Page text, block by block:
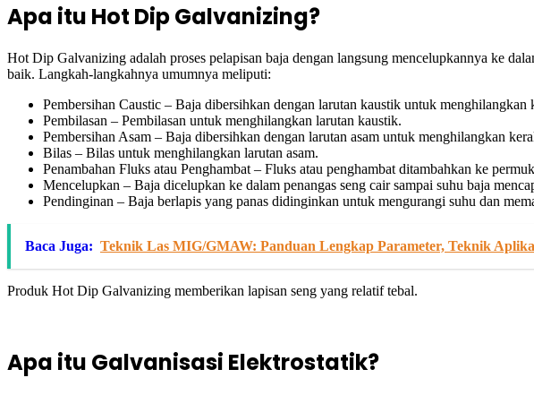
Apa itu Hot Dip Galvanizing?
Hot Dip Galvanizing adalah proses pelapisan baja dengan langsung mencelupkannya ke
baik. Langkah-langkahnya umumnya meliputi:
Pembersihan Caustic – Baja dibersihkan dengan larutan kaustik untuk
Pembilasan – Pembilasan untuk menghilangkan larutan kaustik.
Pembersihan Asam – Baja dibersihkan dengan larutan asam untuk menghilangkan
Bilas – Bilas untuk menghilangkan larutan asam.
Penambahan Fluks atau Penghambat – Fluks atau penghambat ditambahkan ke
Mencelupkan – Baja dicelupkan ke dalam penangas seng cair sampai suhu baja
Pendinginan – Baja berlapis yang panas didinginkan untuk mengurangi suhu dan
Baca Juga: Teknik Las MIG/GMAW: Panduan Lengkap Parameter, Teknik
Produk Hot Dip Galvanizing memberikan lapisan seng yang relatif tebal.
Apa itu Galvanisasi Elektrostatik?